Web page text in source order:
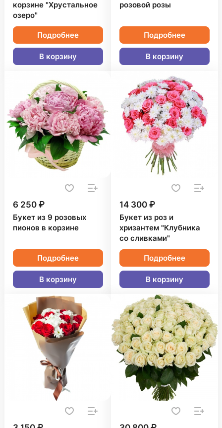
корзине "Хрустальное
озеро"
Подробнее
В корзину
розовой розы
Подробнее
В корзину
6 250 ₽
Букет из 9 розовых
пионов в корзине
Подробнее
В корзину
14 300 ₽
Букет из роз и
хризантем "Клубника
со сливками"
Подробнее
В корзину